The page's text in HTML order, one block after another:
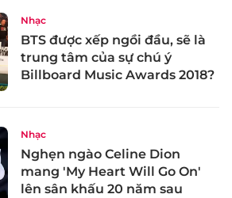
Nhạc
BTS được xếp ngồi đầu, sẽ là
trung tâm của sự chú ý
Billboard Music Awards 2018?
Nhạc
Nghẹn ngào Celine Dion
mang 'My Heart Will Go On'
lên sân khấu 20 năm sau